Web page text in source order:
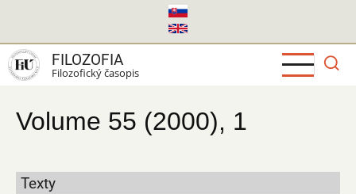
hlavný
obsah
FILOZOFIA
Filozofický časopis
Volume 55 (2000), 1
Texty